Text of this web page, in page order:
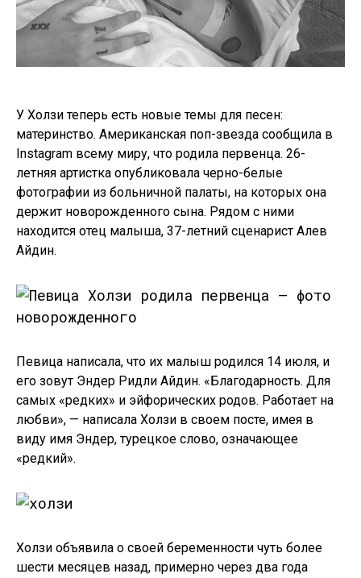
У Холзи теперь есть новые темы для песен:
материнство. Американская поп-звезда сообщила в
Instagram всему миру, что родила первенца. 26-
летняя артистка опубликовала черно-белые
фотографии из больничной палаты, на которых она
держит новорожденного сына. Рядом с ними
находится отец малыша, 37-летний сценарист Алев
Айдин.
Певица написала, что их малыш родился 14 июля, и
его зовут Эндер Ридли Айдин. «Благодарность. Для
самых «редких» и эйфорических родов. Работает на
любви», — написала Холзи в своем посте, имея в
виду имя Эндер, турецкое слово, означающее
«редкий».
Холзи объявила о своей беременности чуть более
шести месяцев назад, примерно через два года